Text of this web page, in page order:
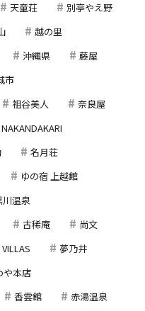
天童荘
別亭やえ野
越の里
沖縄県
藤屋
市
祖谷美人
奈良屋
名月荘
ゆの宿 上越館
川温泉
古稀庵
尚文
夢乃井
や本店
香雲館
赤湯温泉